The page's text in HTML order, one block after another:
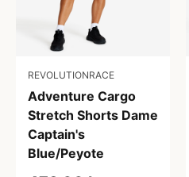
REVOLUTIONRACE
Adventure Cargo
Stretch Shorts Dame
Captain's
Blue/Peyote